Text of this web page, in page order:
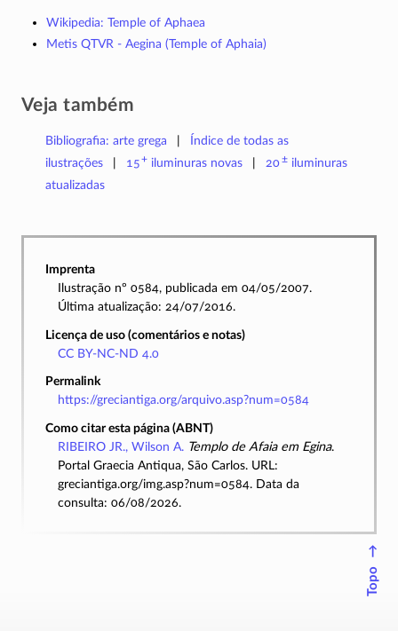
Wikipedia: Temple of Aphaea
Metis QTVR - Aegina (Temple of Aphaia)
Veja também
Bibliografia: arte grega
Índice de todas as
ilustrações
15+ iluminuras novas 20±iluminuras
atualizadas
Imprenta
Ilustração nº 0584, publicada em 04/05/2007.
Última atualização: 24/07/2016.
Licença de uso (comentários e notas)
CC BY-NC-ND 4.0
Permalink
https://greciantiga.org/arquivo.asp?num=0584
Como citar esta página (ABNT)
RIBEIRO JR., Wilson A. Templo de Afaia em Egina.
Portal Graecia Antiqua, São Carlos. URL:
greciantiga.org/img.asp?num=0584. Data da
consulta: 06/08/2026.
↑
Topo